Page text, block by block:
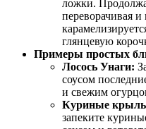
ложки.
переворачивая
глянцевую
Примеры простых
Лосось Унаги:
соусом
и свежим
Куриные
запеките